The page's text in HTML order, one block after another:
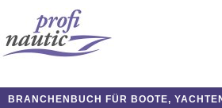
BRANCHENBUCH FÜR BOOTE,